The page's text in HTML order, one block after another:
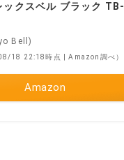
ックスベル ブラック TB-
Bell)
18 22:18時点 | Amazon調べ）
Amazon